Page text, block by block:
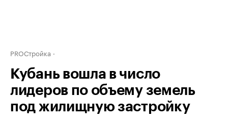
PROСтройка
Кубань вошла в число
лидеров по объему земель
под жилищную застройку